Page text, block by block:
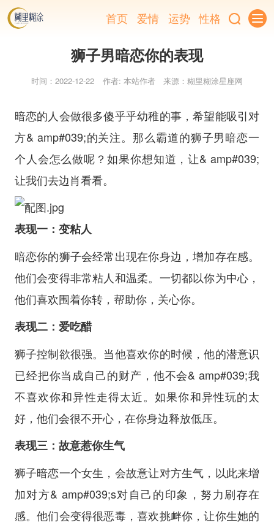
首页 爱情 运势 性格
狮子男暗恋你的表现
时间：2022-12-22 作者: 本站作者 来源：糊里糊涂星座网
暗恋的人会做很多傻乎乎幼稚的事，希望能吸引对
方& amp#039;的关注。那么霸道的狮子男暗恋一
个人会怎么做呢？如果你想知道，让& amp#039;
让我们去边肖看看。
表现一：变粘人
暗恋你的狮子会经常出现在你身边，增加存在感。
他们会变得非常粘人和温柔。一切都以你为中心，
他们喜欢围着你转，帮助你，关心你。
表现二：爱吃醋
狮子控制欲很强。当他喜欢你的时候，他的潜意识
已经把你当成自己的财产，他不会& amp#039;我
不喜欢你和异性走得太近。如果你和异性玩的太
好，他们会很不开心，在你身边释放低压。
表现三：故意惹你生气
狮子暗恋一个女生，会故意让对方生气，以此来增
加对方& amp#039;s对自己的印象，努力刷存在
感。他们会变得很恶毒，喜欢挑衅你，让你生她的